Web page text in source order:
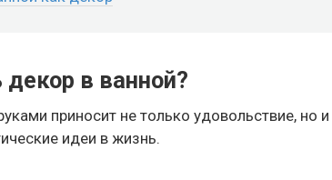
в ванной?
приносит не только удовольствие, но
идеи в жизнь.